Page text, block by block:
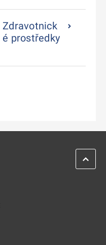
Zdravotnick
é prostředky
ZPĚT